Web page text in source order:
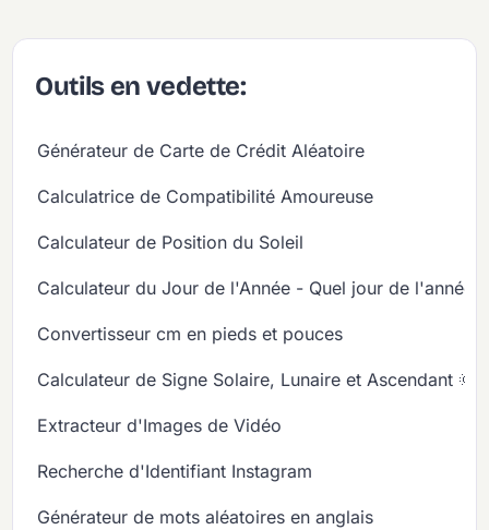
Outils en vedette:
Générateur de Carte de Crédit Aléatoire
Calculatrice de Compatibilité Amoureuse
Calculateur de Position du Soleil
Calculateur du Jour de l'Année - Quel jour de l'année
Convertisseur cm en pieds et pouces
Calculateur de Signe Solaire, Lunaire et Ascendant
Extracteur d'Images de Vidéo
Recherche d'Identifiant Instagram
Générateur de mots aléatoires en anglais